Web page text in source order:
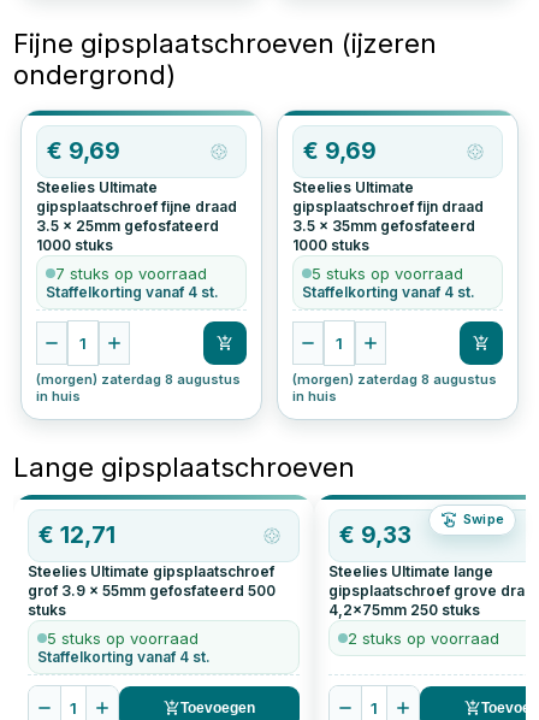
Fijne gipsplaatschroeven (ijzeren
ondergrond)
€ 9,69
Steelies Ultimate
gipsplaatschroef fijne draad
3.5 x 25mm gefosfateerd
1000 stuks
7 stuks op voorraad
Staffelkorting vanaf 4 st.
1
(morgen) zaterdag 8 augustus
in huis
€ 9,69
Steelies Ultimate
gipsplaatschroef fijn draad
3.5 x 35mm gefosfateerd
1000 stuks
5 stuks op voorraad
Staffelkorting vanaf 4 st.
1
(morgen) zaterdag 8 augustus
in huis
Lange gipsplaatschroeven
Swipe
€12,71
Steelies Ultimate gipsplaatschroef
grof 3.9 x 55mm gefosfateerd 500
stuks
5 stuks op voorraad
Staffelkorting vanaf 4 st.
1 Toevoegen
€ 9,33
Steelies Ultimate lange
gipsplaatschroef grove
4,2x75mm 250 stuks
2 stuks op voorraad
1